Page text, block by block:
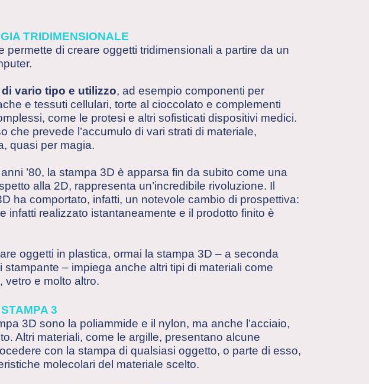
TRIDIMENSIONALE
permette di creare oggetti tridimensionali a partire da un
vario tipo e utilizzo, ad esempio componenti per
e tessuti cellulari, torte al cioccolato e complementi
come le protesi e altri sofisticati dispositivi medici.
che prevede l’accumulo di vari strati di materiale,
quasi per magia.
’80, la stampa 3D è apparsa fin da subito come una
alla 2D, rappresenta un’incredibile rivoluzione. Il
ha comportato, infatti, un notevole cambio di prospettiva:
infatti realizzato istantaneamente e il prodotto finito è
oggetti in plastica, ormai la stampa 3D – a seconda
– impiega anche altri tipi di materiali come
vetro e molto altro.
3
3D sono la poliammide e il nylon, ma anche l’acciaio,
Altri materiali, come le argille, presentano alcune
con la stampa di qualsiasi oggetto, o parte di esso,
molecolari del materiale scelto.